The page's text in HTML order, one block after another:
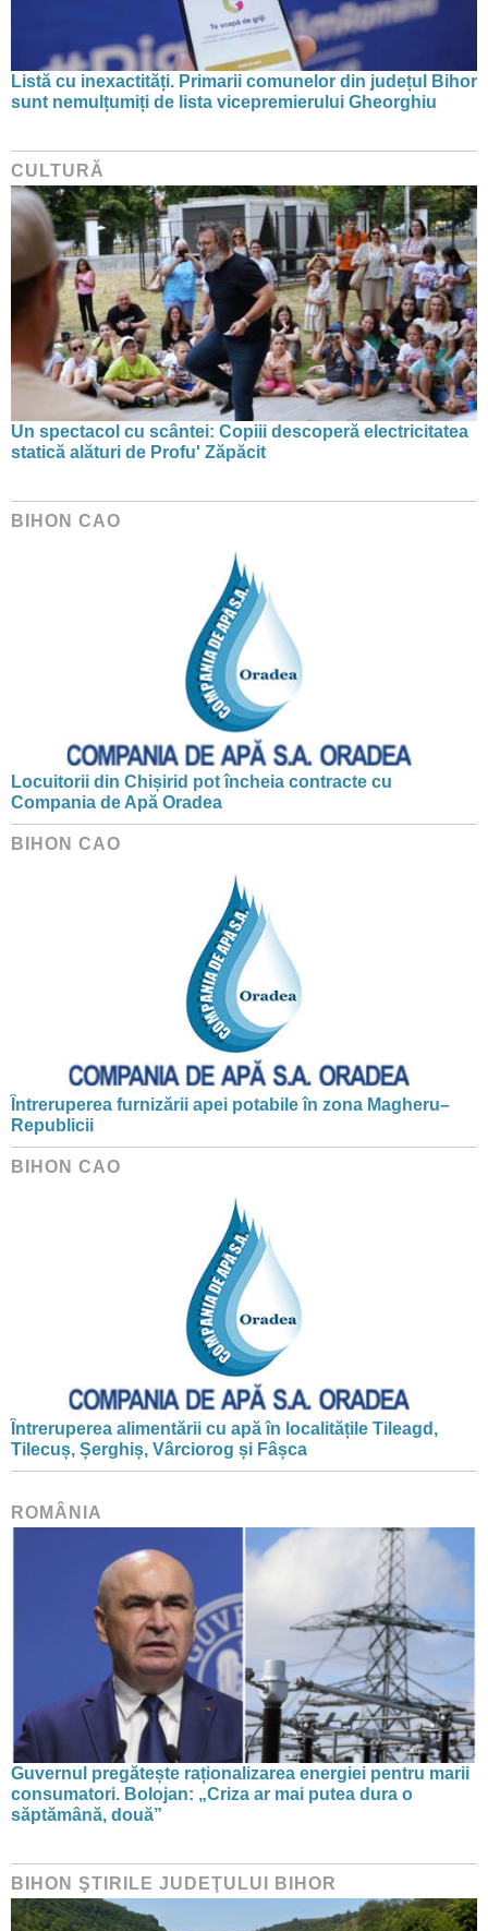
Listă cu inexactități. Primarii comunelor din județul Bihor
sunt nemulțumiți de lista vicepremierului Gheorghiu
CULTURĂ
Un spectacol cu scântei: Copiii descoperă electricitatea
statică alături de Profu' Zăpăcit
BIHON CAO
Locuitorii din Chișirid pot încheia contracte cu
Compania de Apă Oradea
BIHON CAO
Întreruperea furnizării apei potabile în zona Magheru–
Republicii
BIHON CAO
Întreruperea alimentării cu apă în localitățile Tileagd,
Tilecuș, Șerghiș, Vârciorog și Fâșca
ROMÂNIA
Guvernul pregătește raționalizarea energiei pentru marii
consumatori. Bolojan: „Criza ar mai putea dura o
săptămână, două”
BIHON ŞTIRILE JUDEŢULUI BIHOR